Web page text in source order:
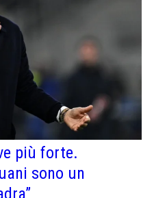
più forte.
sono un